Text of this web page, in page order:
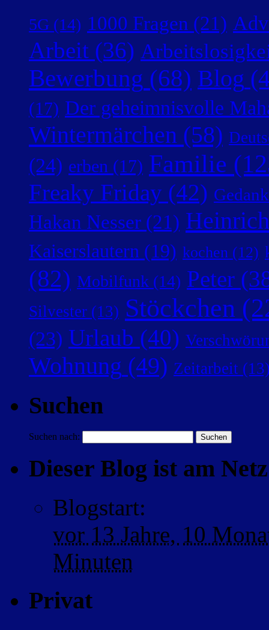
5G (14) 1000 Fragen (21)
Arbeit (36)
Bewerbung (68) Blog
(17) Der geheimnisvolle
Wintermärchen (58)
(24) erben (17) Familie
Freaky Friday (42)
Hakan Nesser (21)
Kaiserslautern (19) kochen (12)
(82) Mobilfunk (14) Peter
Silvester (13) Stöckchen
(23) Urlaub (40)
Wohnung (49) Zeitarbeit
Suchen
Suchen nach:
Dieser Blog ist am
Blogstart:
vor 13 Jahre, 10
Minuten
Privat